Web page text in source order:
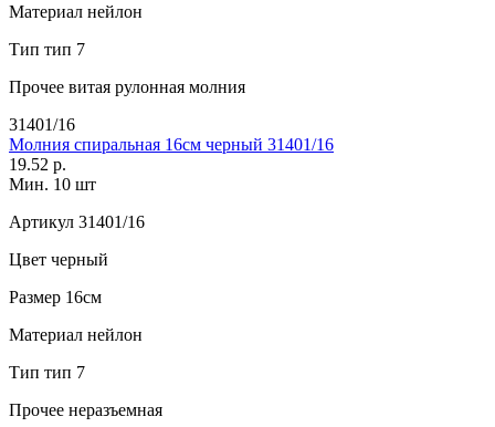
Материал нейлон
Тип тип 7
Прочее витая рулонная молния
31401/16
Молния спиральная 16см черный 31401/16
19.52 р.
Мин. 10 шт
Артикул 31401/16
Цвет черный
Размер 16см
Материал нейлон
Тип тип 7
Прочее неразъемная